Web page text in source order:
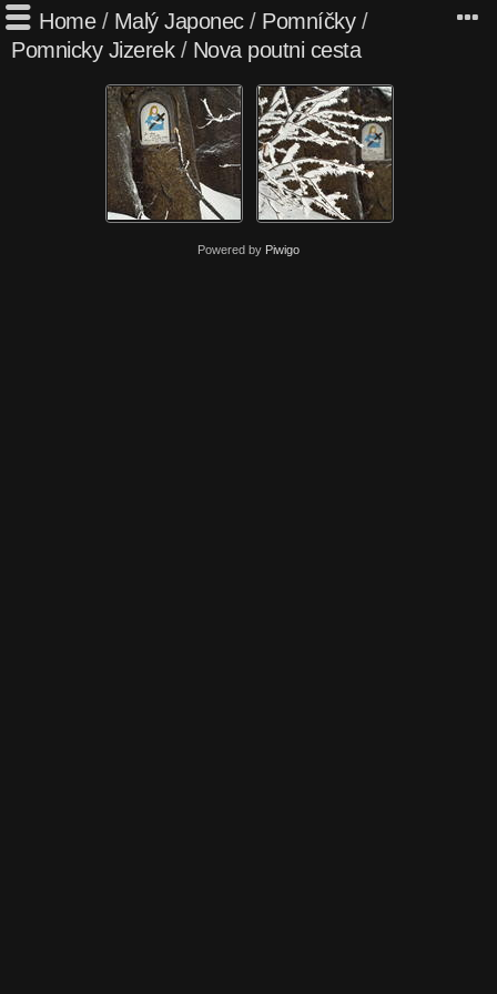
Home/ Malý Japonec/ Pomníčky/
Pomnicky Jizerek/ Nova poutni cesta
Powered by Piwigo